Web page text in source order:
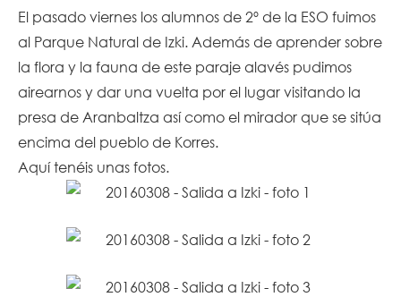
El pasado viernes los alumnos de 2º de la ESO fuimos
al Parque Natural de Izki. Además de aprender sobre
la flora y la fauna de este paraje alavés pudimos
airearnos y dar una vuelta por el lugar visitando la
presa de Aranbaltza así como el mirador que se sitúa
encima del pueblo de Korres.
Aquí tenéis unas fotos.